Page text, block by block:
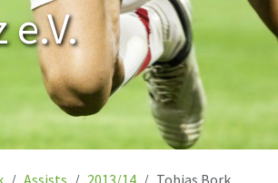
Assists 2013/14 Tobias Bork